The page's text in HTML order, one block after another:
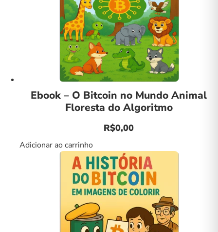
Ebook – O Bitcoin no Mundo Animal
Floresta do Algoritmo
R$0,00
Adicionar ao carrinho